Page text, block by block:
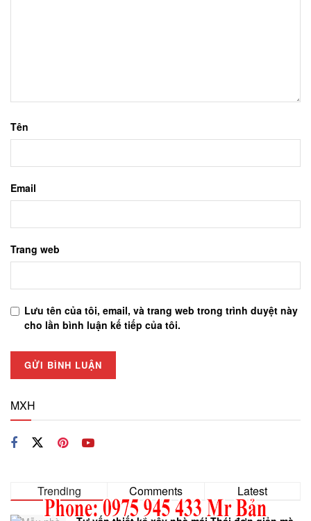
Tên
Email
Trang web
Lưu tên của tôi, email, và trang web trong trình duyệt này
cho lần bình luận kế tiếp của tôi.
MXH
Trending Comments Latest